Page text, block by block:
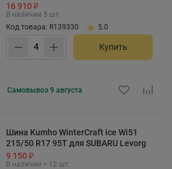
16 910 ₽
В наличии 5 шт.
Код товара: R139330
5.0
Купить
Самовывоз 9 августа
Шина Kumho WinterCraft ice Wi51
215/50 R17 95T для SUBARU Levorg
9 150 ₽
В наличии > 12 шт.